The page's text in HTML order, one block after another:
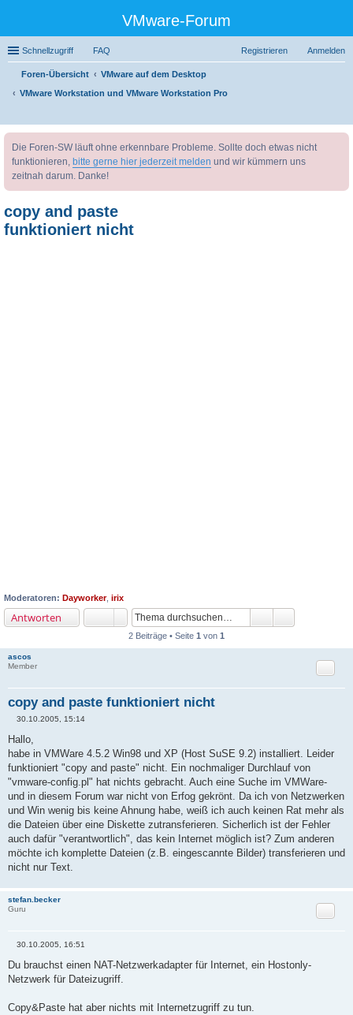
VMware-Forum
Schnellzugriff FAQ Anmelden
Registrieren
Foren-Übersicht
VMware auf dem Desktop
VMware Workstation und VMware Workstation Pro
uc
Die Foren-SW läuft ohne erkennbare Probleme. Sollte doch etwas nicht
funktionieren, bitte gerne hier jederzeit melden und wir kümmern uns
zeitnah darum. Danke!
copy and paste
funktioniert nicht
Moderatoren: Dayworker, irix
Antworten
2 Beiträge • Seite 1 von 1
ascos
Member
copy and paste funktioniert nicht
Zitat
e
i
t
a
g
30.10.2005, 15:14
Hallo,
habe in VMWare 4.5.2 Win98 und XP (Host SuSE 9.2) installiert. Leider
funktioniert "copy and paste" nicht. Ein nochmaliger Durchlauf von
"vmware-config.pl" hat nichts gebracht. Auch eine Suche im VMWare-
und in diesem Forum war nicht von Erfog gekrönt. Da ich von Netzwerken
und Win wenig bis keine Ahnung habe, weiß ich auch keinen Rat mehr als
die Dateien über eine Diskette zutransferieren. Sicherlich ist der Fehler
auch dafür "verantwortlich", das kein Internet möglich ist? Zum anderen
möchte ich komplette Dateien (z.B. eingescannte Bilder) transferieren und
nicht nur Text.
stefan.becker
Guru
Zitat
i
t
g
30.10.2005, 16:51
Du brauchst einen NAT-Netzwerkadapter für Internet, ein Hostonly-
Netzwerk für Dateizugriff.
Copy&Paste hat aber nichts mit Internetzugriff zu tun.